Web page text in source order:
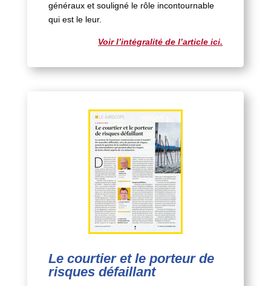
généraux et souligné le rôle incontournable
qui est le leur.
Voir l’intégralité de l’article ici.
Le courtier et le porteur de
risques défaillant